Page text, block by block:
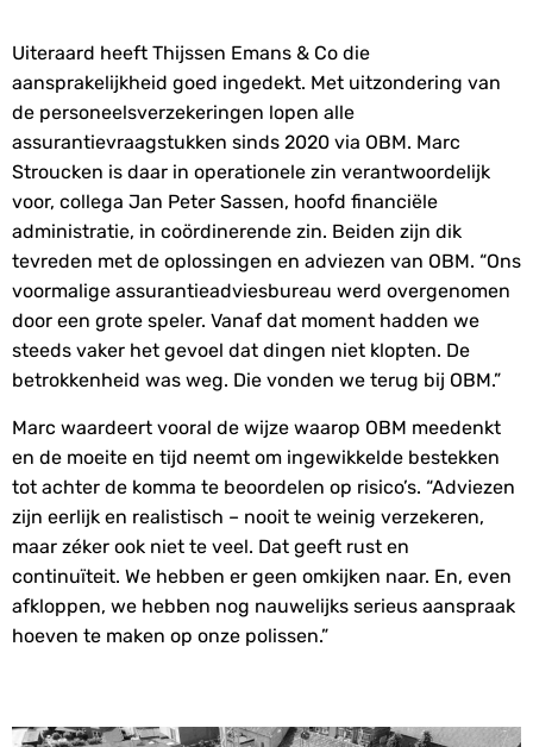
Uiteraard heeft Thijssen Emans & Co die
aansprakelijkheid goed ingedekt. Met uitzondering van
de personeelsverzekeringen lopen alle
assurantievraagstukken sinds 2020 via OBM. Marc
Stroucken is daar in operationele zin verantwoordelijk
voor, collega Jan Peter Sassen, hoofd financiële
administratie, in coördinerende zin. Beiden zijn dik
tevreden met de oplossingen en adviezen van OBM. “Ons
voormalige assurantieadviesbureau werd overgenomen
door een grote speler. Vanaf dat moment hadden we
steeds vaker het gevoel dat dingen niet klopten. De
betrokkenheid was weg. Die vonden we terug bij OBM.”
Marc waardeert vooral de wijze waarop OBM meedenkt
en de moeite en tijd neemt om ingewikkelde bestekken
tot achter de komma te beoordelen op risico’s. “Adviezen
zijn eerlijk en realistisch – nooit te weinig verzekeren,
maar zéker ook niet te veel. Dat geeft rust en
continuïteit. We hebben er geen omkijken naar. En, even
afkloppen, we hebben nog nauwelijks serieus aanspraak
hoeven te maken op onze polissen.”